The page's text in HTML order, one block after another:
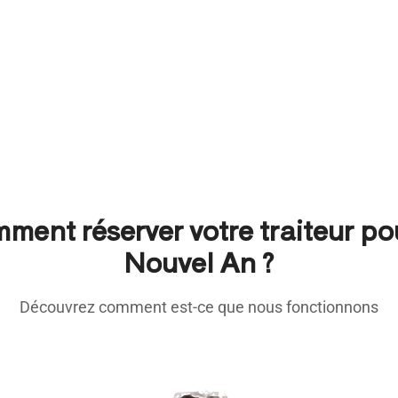
réserver votre traiteur
Nouvel An ?
Découvrez comment est-ce que nous fonctionnons